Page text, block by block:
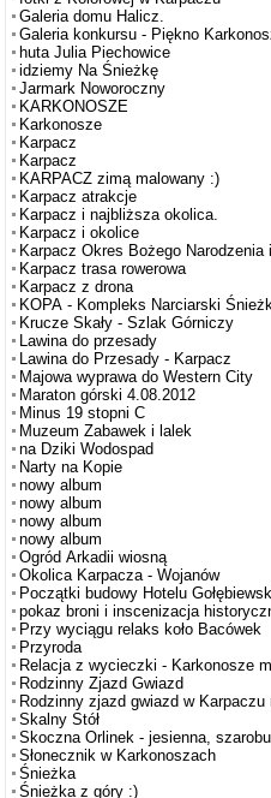
Galeria domu Halicz.
Galeria konkursu - Piękno
huta Julia Piechowice
idziemy Na Śnieżkę
Jarmark Noworoczny
KARKONOSZE
Karkonosze
Karpacz
Karpacz
KARPACZ zimą malowany :)
Karpacz atrakcje
Karpacz i najbliższa okolica.
Karpacz i okolice
Karpacz Okres Bożego Narodzenia
Karpacz trasa rowerowa
Karpacz z drona
KOPA - Kompleks Narciarski
Krucze Skały - Szlak Górniczy
Lawina do przesady
Lawina do Przesady - Karpacz
Majowa wyprawa do Western City
Maraton górski 4.08.2012
Minus 19 stopni C
Muzeum Zabawek i lalek
na Dziki Wodospad
Narty na Kopie
nowy album
nowy album
nowy album
nowy album
Ogród Arkadii wiosną
Okolica Karpacza - Wojanów
Początki budowy Hotelu
pokaz broni i inscenizacja
Przy wyciągu relaks koło Bacówek
Przyroda
Relacja z wycieczki - Karkonosze
Rodzinny Zjazd Gwiazd
Rodzinny zjazd gwiazd w Karpaczu
Skalny Stół
Skoczna Orlinek - jesienna,
Słonecznik w Karkonoszach
Śnieżka
Śnieżka z góry :)